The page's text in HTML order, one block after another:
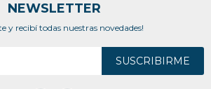
NEWSLETTER
y recibí todas nuestras novedades!
SUSCRIBIRME